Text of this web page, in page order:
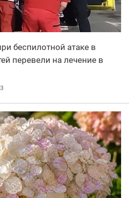
беспилотной атаке в
перевели на лечение в